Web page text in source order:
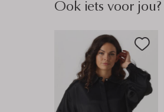
Ook iets voor jou?